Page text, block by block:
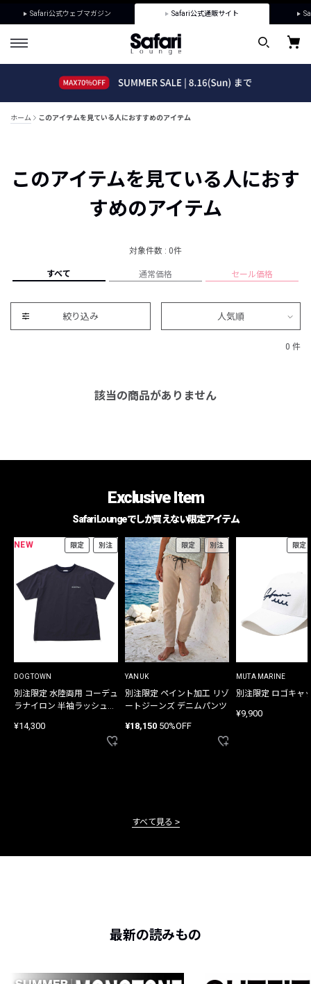
Safari公式ウェブマガジン Safari公式通販サイト
ホーム このアイテムを見ている人におすすめのアイテム
このアイテムを見ている人におす
すめのアイテム
対象件数 : 0件
すべて 通常価格 セール価格
絞り込み 人気順
0 件
該当の商品がありません
Exclusive Item
Safari Loungeでしか買えない限定アイテム
NEW 限定 別注
DOGTOWN
別注限定 水陸両用 コーデュ
ラナイロン 半袖ラッシュガ
¥14,300
限定 別注
YANUK
別注限定 ペイント加工 リゾ
ートジーンズ デニムパンツ
¥18,150 50%OFF
限定
MUTA MARINE
別注限定 ロゴキャ
¥9,900
すべて見る
最新の読みもの